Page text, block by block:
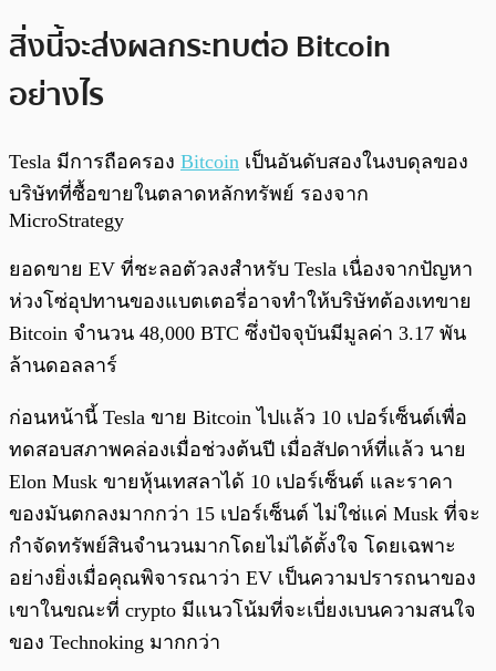
สิ่งนี้จะส่งผลกระทบต่อ Bitcoin
อย่างไร
Tesla มีการถือครอง Bitcoin เป็นอันดับสองในงบดุลของ
บริษัทที่ซื้อขายในตลาดหลักทรัพย์ รองจาก
MicroStrategy
ยอดขาย EV ที่ชะลอตัวลงสำหรับ Tesla เนื่องจากปัญหา
ห่วงโซ่อุปทานของแบตเตอรี่อาจทำให้บริษัทต้องเทขาย
Bitcoin จำนวน 48,000 BTC ซึ่งปัจจุบันมีมูลค่า 3.17 พัน
ล้านดอลลาร์
ก่อนหน้านี้ Tesla ขาย Bitcoin ไปแล้ว 10 เปอร์เซ็นต์เพื่อ
ทดสอบสภาพคล่องเมื่อช่วงต้นปี เมื่อสัปดาห์ที่แล้ว นาย
Elon Musk ขายหุ้นเทสลาได้ 10 เปอร์เซ็นต์ และราคา
ของมันตกลงมากกว่า 15 เปอร์เซ็นต์ ไม่ใช่แค่ Musk ที่จะ
กำจัดทรัพย์สินจำนวนมากโดยไม่ได้ตั้งใจ โดยเฉพาะ
อย่างยิ่งเมื่อคุณพิจารณาว่า EV เป็นความปรารถนาของ
เขาในขณะที่ crypto มีแนวโน้มที่จะเบี่ยงเบนความสนใจ
ของ Technoking มากกว่า